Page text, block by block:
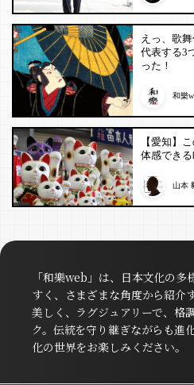
えっ、歌
代表する3
った！
和樂
【愛知】
体感できる
山本
「和樂web」は、日本文化の
すく、さまざまな角度から紹介
美しく、ラグジュアリーで、格
ク。伝統を守り継ぎながらも進
化の世界をお楽しみください。